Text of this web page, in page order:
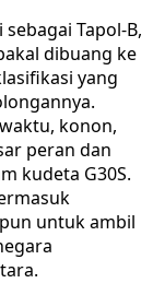
Tapol-B,
dibuang ke
yang
konon,
peran dan
kudeta G30S.
untuk ambil